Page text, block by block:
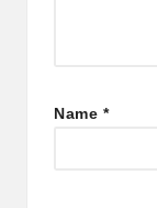
Name *